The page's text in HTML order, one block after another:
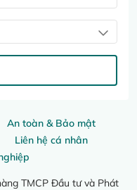
An toàn & Bảo mật
Liên hệ cá nhân
TMCP Đầu tư và Phát